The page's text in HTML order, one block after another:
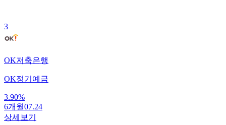
3
OK저축은행
OK정기예금
3.90%
6개월07.24
상세보기